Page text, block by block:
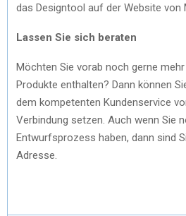
das Designtool auf der Website von
Lassen Sie sich beraten
Möchten Sie vorab noch gerne
Produkte enthalten? Dann können
dem kompetenten Kundenservice
Verbindung setzen. Auch wenn Sie
Entwurfsprozess haben, dann sind
Adresse.